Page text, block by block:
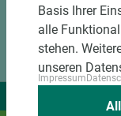
Basis Ihrer
alle
stehen.
unseren
Impressum